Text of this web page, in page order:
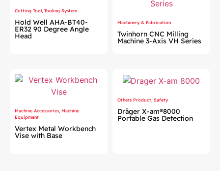
Cutting Tool, Tooling System
Hold Well AHA-BT40-
ER32 90 Degree Angle
Head
Machinery & Fabrication
Twinhorn CNC Milling
Machine 3-Axis VH Series
Machine Accessories, Machine
Equipment
Vertex Metal Workbench
Vise with Base
Others Product Safety
Dräger X-am®8000
Portable Gas Detection